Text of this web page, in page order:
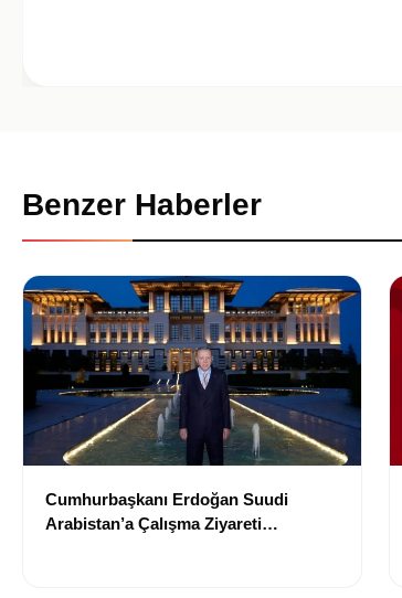
Benzer Haberler
Cumhurbaşkanı Erdoğan Suudi
Arabistan’a Çalışma Ziyareti